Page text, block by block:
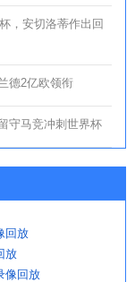
，安切洛蒂作出回
德2亿欧领衔
守马竞冲刺世界杯
回放
放
像回放